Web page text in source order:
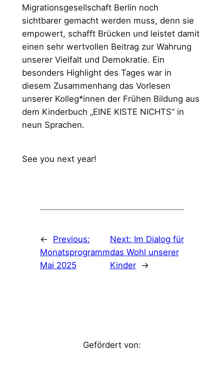
Migrationsgesellschaft Berlin noch
sichtbarer gemacht werden muss, denn sie
empowert, schafft Brücken und leistet damit
einen sehr wertvollen Beitrag zur Wahrung
unserer Vielfalt und Demokratie. Ein
besonders Highlight des Tages war in
diesem Zusammenhang das Vorlesen
unserer Kolleg*innen der Frühen Bildung aus
dem Kinderbuch „EINE KISTE NICHTS“ in
neun Sprachen.
See you next year!
←
Previous:
Monatsprogramm
Mai 2025
Next: Im Dialog für
das Wohl unserer
Kinder
→
Gefördert von: